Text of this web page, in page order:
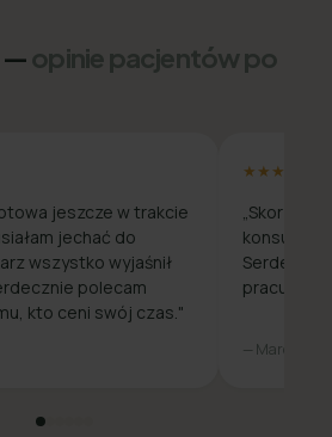
—opinie pacjentów po
jeszcze w trakcie
jechać do
wszystko wyjaśnił
polecam
kto ceni swój czas."
★★★★★
pracuje
— Marcin W.